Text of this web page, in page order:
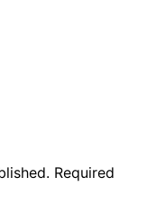
Required